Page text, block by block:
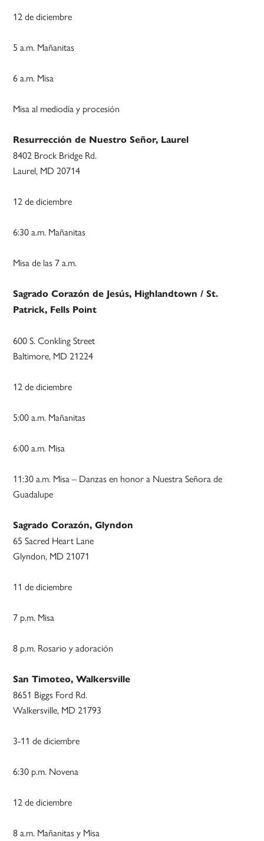
12 de diciembre
5 a.m. Mañanitas
6 a.m. Misa
Misa al mediodía y procesión
Resurrección de Nuestro Señor, Laurel
8402 Brock Bridge Rd.
Laurel, MD 20714
12 de diciembre
6:30 a.m. Mañanitas
Misa de las 7 a.m.
Sagrado Corazón de Jesús, Highlandtown / St.
Patrick, Fells Point
600 S. Conkling Street
Baltimore, MD 21224
12 de diciembre
5:00 a.m. Mañanitas
6:00 a.m. Misa
11:30 a.m. Misa – Danzas en honor a Nuestra Señora de
Guadalupe
Sagrado Corazón, Glyndon
65 Sacred Heart Lane
Glyndon, MD 21071
11 de diciembre
7 p.m. Misa
8 p.m. Rosario y adoración
San Timoteo, Walkersville
8651 Biggs Ford Rd.
Walkersville, MD 21793
3-11 de diciembre
6:30 p.m. Novena
12 de diciembre
8 a.m. Mañanitas y Misa